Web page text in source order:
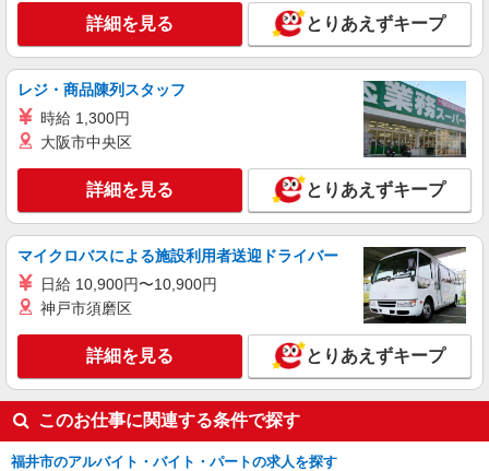
株式会社kotrio /●KY-H-1991831
福井駅｜シニア向けマンションで夜勤専従＊暮
時給1550円〜2187円 ＜日払い有/週払い有/交
福井市内｜最寄り駅：福井
キープ 詳細を見る
詳細を見る とりあえずキープ
レジ・商品陳列スタッフ
時給 1,300円
大阪市中央区
詳細を見る とりあえずキープ
マイクロバスによる施設利用者送迎ドライバー
日給 10,900円〜10,900円
神戸市須磨区
詳細を見る とりあえずキープ
このお仕事に関連する条件で探す
福井市のアルバイト・バイト・パートの求人を探す